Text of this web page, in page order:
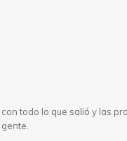
todo lo que salió y las